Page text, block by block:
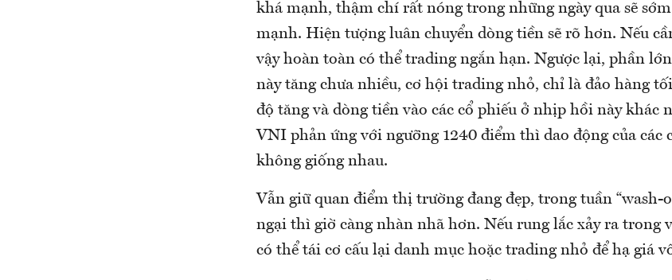
khá mạnh, thậm chí rất nóng trong những ngày qua sẽ
mạnh. Hiện tượng luân chuyển dòng tiền sẽ rõ hơn. Nếu
vậy hoàn toàn có thể trading ngắn hạn. Ngược lại, phần
này tăng chưa nhiều, cơ hội trading nhỏ, chỉ là đảo hàng
độ tăng và dòng tiền vào các cổ phiếu ở nhịp hồi này khác
VNI phản ứng với ngưỡng 1240 điểm thì dao động của các
không giống nhau.
Vẫn giữ quan điểm thị trường đang đẹp, trong tuần “wash-
ngại thì giờ càng nhàn nhã hơn. Nếu rung lắc xảy ra trong
có thể tái cơ cấu lại danh mục hoặc trading nhỏ để hạ giá